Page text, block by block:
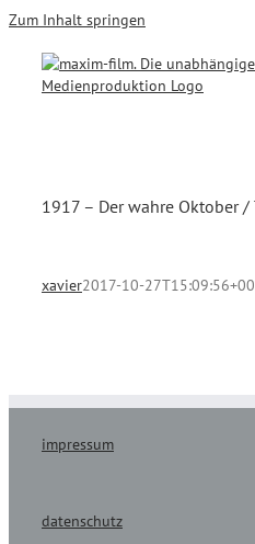
Zum Inhalt springen
1917 – Der wahre Oktober /
xavier2017-10-
impressum
datenschutz